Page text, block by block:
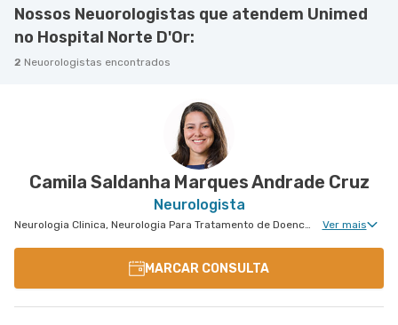
Nossos Neuorologistas que atendem Unimed
no Hospital Norte D'Or:
2 Neuorologistas encontrados
Camila Saldanha Marques Andrade Cruz
Neurologista
Neurologia Clinica, Neurologia Para Tratamento de Doencas Desmielinizantes, Neurologia Para Esclerose Múltipla Ver mais
MARCAR CONSULTA